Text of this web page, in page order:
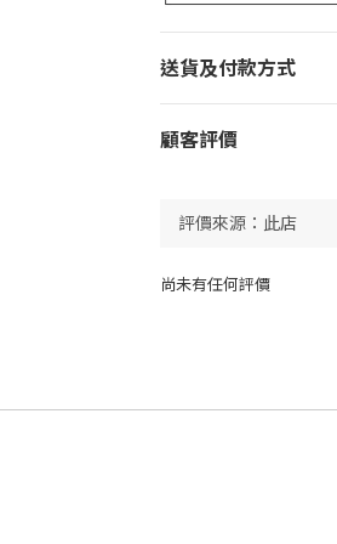
送貨及付款方式
顧客評價
尚未有任何評價